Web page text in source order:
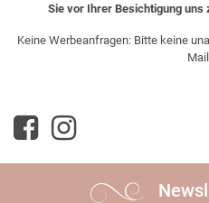
Sie vor Ihrer Besichtigung uns
Keine Werbeanfragen: Bitte keine